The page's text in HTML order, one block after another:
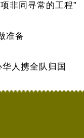
非同寻常的工程”
准备
人携全队归国